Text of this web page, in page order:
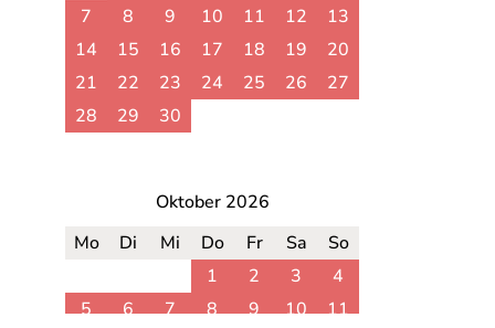
7
8 9 10 11 12
13
14
15 16 17 18 19
20
21
22 23 24 25 26
27
28
29 30
Oktober 2026
Mo
Di Mi Do Fr Sa
So
1
2 3
4
5
6 7 8 9 10 11